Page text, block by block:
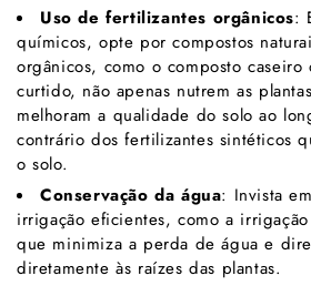
Uso de fertilizantes orgânicos:
químicos, opte por compostos
orgânicos, como o composto caseiro
curtido, não apenas nutrem as
melhoram a qualidade do solo ao
contrário dos fertilizantes sintéticos
o solo.
Conservação da água: Invista
irrigação eficientes, como a
que minimiza a perda de água e
diretamente às raízes das plantas.